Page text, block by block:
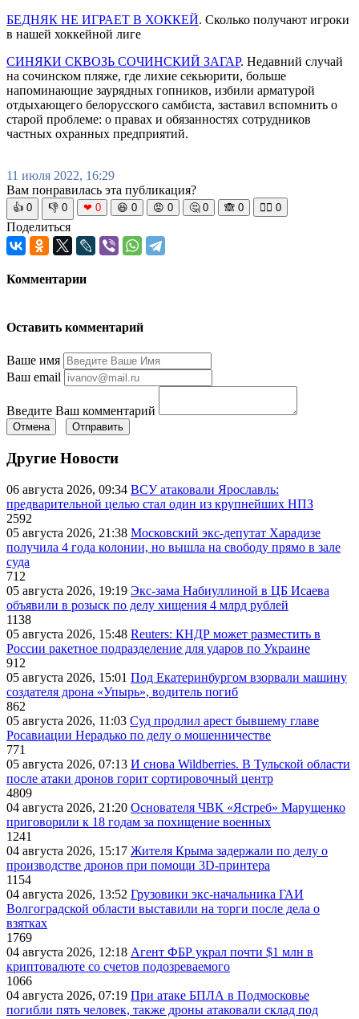
БЕДНЯК НЕ ИГРАЕТ В ХОККЕЙ. Сколько получают игроки
в нашей хоккейной лиге
СИНЯКИ СКВОЗЬ СОЧИНСКИЙ ЗАГАР. Недавний случай
на сочинском пляже, где лихие секьюрити, больше
напоминающие заурядных гопников, избили арматурой
отдыхающего белорусского самбиста, заставил вспомнить о
старой проблеме: о правах и обязанностях сотрудников
частных охранных предприятий.
11 июля 2022, 16:29
Вам понравилась эта публикация?
👍 0 👎 0 ❤ 0 😆 0 😡 0 🤔 0 🙈 0 🧘‍♀️ 0
Поделиться
Комментарии
Оставить комментарий
Ваше имя
Ваш email
Введите Ваш комментарий
Отмена Отправить
Другие Новости
06 августа 2026, 09:34 ВСУ атаковали Ярославль:
предварительной целью стал один из крупнейших НПЗ
2592
05 августа 2026, 21:38 Московский экс-депутат Харадизе
получила 4 года колонии, но вышла на свободу прямо в зале
суда
712
05 августа 2026, 19:19 Экс-зама Набиуллиной в ЦБ Исаева
объявили в розыск по делу хищения 4 млрд рублей
1138
05 августа 2026, 15:48 Reuters: КНДР может разместить в
России ракетное подразделение для ударов по Украине
912
05 августа 2026, 15:01 Под Екатеринбургом взорвали машину
создателя дрона «Упырь», водитель погиб
862
05 августа 2026, 11:03 Суд продлил арест бывшему главе
Росавиации Нерадько по делу о мошенничестве
771
05 августа 2026, 07:13 И снова Wildberries. В Тульской области
после атаки дронов горит сортировочный центр
4809
04 августа 2026, 21:20 Основателя ЧВК «Ястреб» Марущенко
приговорили к 18 годам за похищение военных
1241
04 августа 2026, 15:17 Жителя Крыма задержали по делу о
производстве дронов при помощи 3D‑принтера
1154
04 августа 2026, 13:52 Грузовики экс-начальника ГАИ
Волгоградской области выставили на торги после дела о
взятках
1769
04 августа 2026, 12:18 Агент ФБР украл почти $1 млн в
криптовалюте со счетов подозреваемого
1066
04 августа 2026, 07:19 При атаке БПЛА в Подмосковье
погибли пять человек, также дроны атаковали склад под